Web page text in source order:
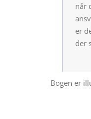
når
er
der
Bogen er